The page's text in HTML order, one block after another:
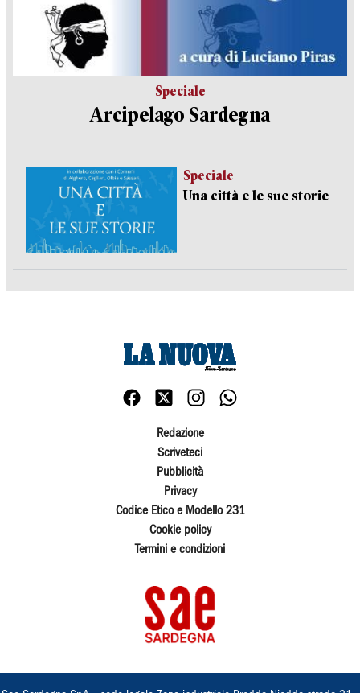
Speciale
Arcipelago Sardegna
Speciale
Una città e le sue storie
Redazione
Scriveteci
Pubblicità
Privacy
Codice Etico e Modello 231
Cookie policy
Termini e condizioni